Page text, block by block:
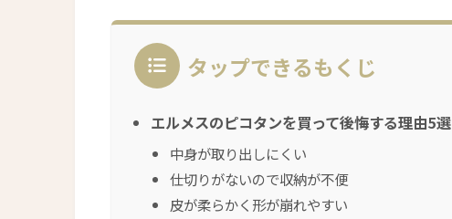
タップできるもくじ
エルメスのピコタンを買って後悔する理由5選
中身が取り出しにくい
仕切りがないので収納が不便
皮が柔らかく形が崩れやすい